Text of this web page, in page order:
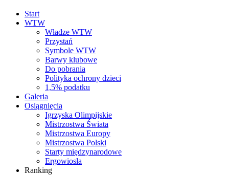
Start
WTW
Władze WTW
Przystań
Symbole WTW
Barwy klubowe
Do pobrania
Polityka ochrony dzieci
1,5% podatku
Galeria
Osiągnięcia
Igrzyska Olimpijskie
Mistrzostwa Świata
Mistrzostwa Europy
Mistrzostwa Polski
Starty międzynarodowe
Ergowiosła
Ranking